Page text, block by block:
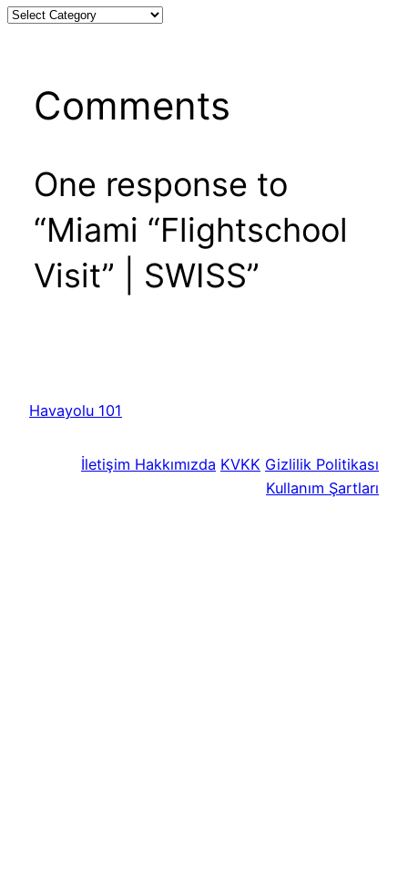
Comments
One response to
“Miami “Flightschool
Visit” | SWISS”
Havayolu 101
İletişim Hakkımızda KVKK Gizlilik Politikası
Kullanım Şartları